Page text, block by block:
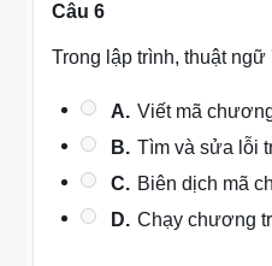
Câu 6
Trong lập trình, thuật
A. Viết mã
B. Tìm và sửa lỗi
C. Biên dịch mã
D. Chạy chương